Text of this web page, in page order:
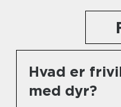
Hvad er
med dyr?